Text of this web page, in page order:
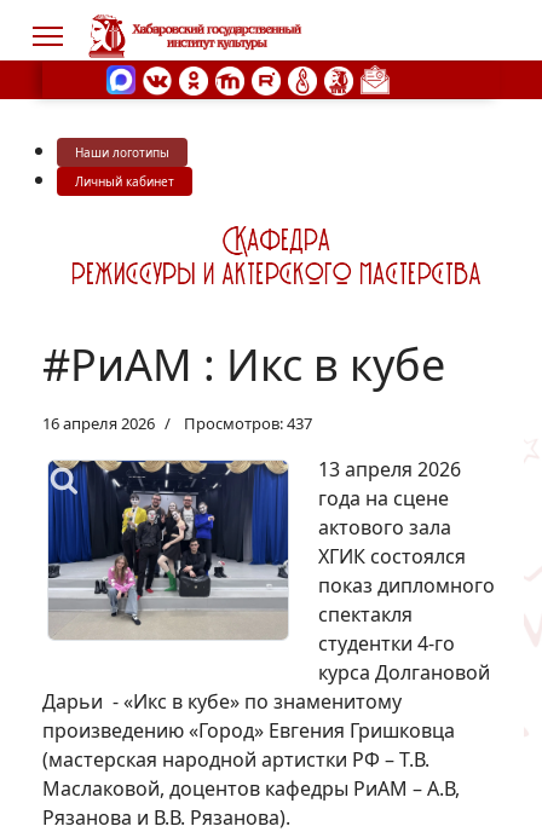
Наши логотипы
Личный кабинет
#РиАМ : Икс в кубе
16 апреля 2026 Просмотров: 437
13 апреля 2026
года на сцене
актового зала
ХГИК состоялся
показ дипломного
спектакля
студентки 4-го
курса Долгановой
Дарьи - «Икс в кубе» по знаменитому
произведению «Город» Евгения Гришковца
(мастерская народной артистки РФ – Т.В.
Маслаковой, доцентов кафедры РиАМ – А.В,
Рязанова и В.В. Рязанова).